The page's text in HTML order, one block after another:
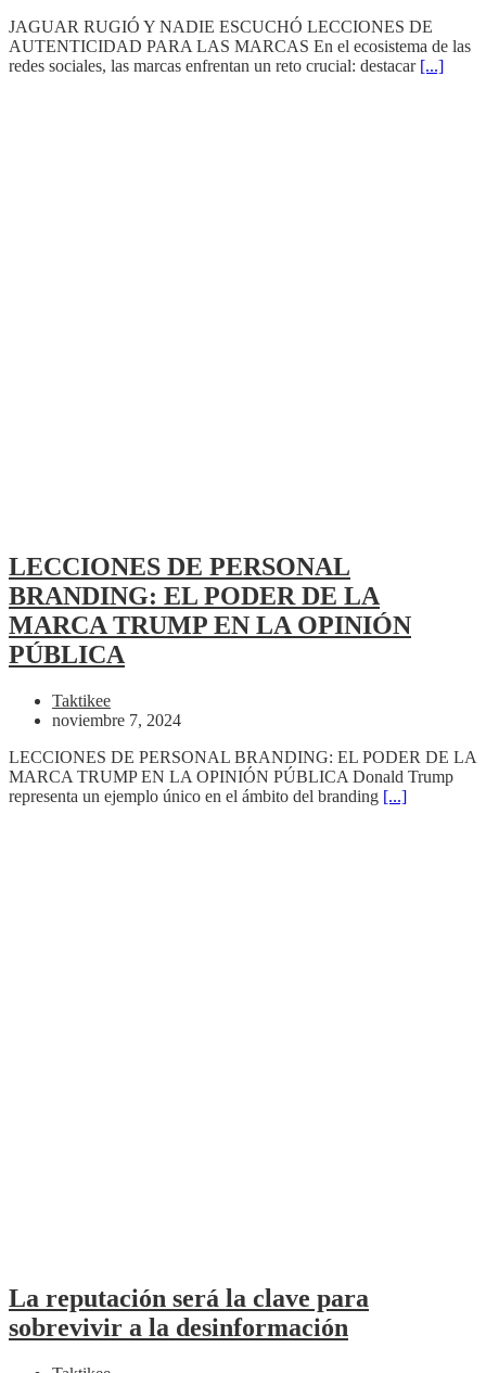
JAGUAR RUGIÓ Y NADIE ESCUCHÓ LECCIONES DE
AUTENTICIDAD PARA LAS MARCAS En el ecosistema de las
redes sociales, las marcas enfrentan un reto crucial: destacar [...]
LECCIONES DE PERSONAL
BRANDING: EL PODER DE LA
MARCA TRUMP EN LA OPINIÓN
PÚBLICA
Taktikee
noviembre 7, 2024
LECCIONES DE PERSONAL BRANDING: EL PODER DE LA
MARCA TRUMP EN LA OPINIÓN PÚBLICA Donald Trump
representa un ejemplo único en el ámbito del branding [...]
La reputación será la clave para
sobrevivir a la desinformación